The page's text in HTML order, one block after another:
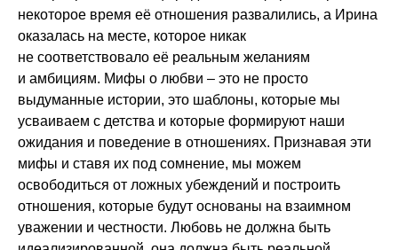
некоторое время её отношения развалились, а Ирина
оказалась на месте, которое никак
не соответствовало её реальным желаниям
и амбициям. Мифы о любви – это не просто
выдуманные истории, это шаблоны, которые мы
усваиваем с детства и которые формируют наши
ожидания и поведение в отношениях. Признавая эти
мифы и ставя их под сомнение, мы можем
освободиться от ложных убеждений и построить
отношения, которые будут основаны на взаимном
уважении и честности. Любовь не должна быть